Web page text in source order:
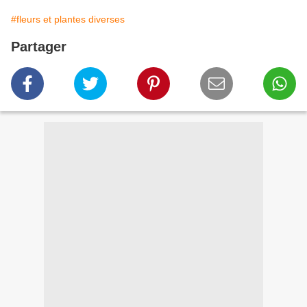
#fleurs et plantes diverses
Partager